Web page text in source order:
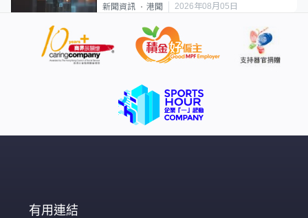
新聞資訊 港聞 2026年08月05日
有用連結